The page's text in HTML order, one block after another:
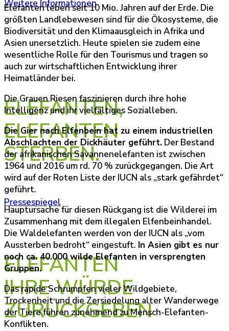
Weitere Informationen
WIR HABEN IN DEN LETZTEN 50 JAHREN 80 %
DER ELEFANTEN VERLOREN
ELEFANTEN,
ELEFANTEN
STERBEN.
Pressespiegel
Missbrauch beenden
ELEFANTEN
IHRE WÜRDE
ZURÜCKGEBEN
Elefanten leben seit 10 Mio. Jahren auf der Erde. Die
größten Landlebewesen sind für die Ökosysteme, die
Biodiversität und den Klimaausgleich in Afrika und
Asien unersetzlich. Heute spielen sie zudem eine
wesentliche Rolle für den Tourismus und tragen so
auch zur wirtschaftlichen Entwicklung ihrer
Heimatländer bei.
Die Grauen Riesen faszinieren durch ihre hohe
Intelligenz und ihr vielfältiges Sozialleben.
Die Gier nach Elfenbein hat zu einem industriellen
Abschlachten der Dickhäuter geführt. Der Bestand
der afrikanischen Savannenelefanten ist zwischen
1964 und 2016 um rd. 70 % zurückgegangen. Die Art
wird auf der Roten Liste der IUCN als „stark gefährdet“
geführt.
Hauptursache für diesen Rückgang ist die Wilderei im
Zusammenhang mit dem illegalen Elfenbeinhandel.
Die Waldelefanten werden von der IUCN als „vom
Aussterben bedroht“ eingestuft. In Asien gibt es nur
noch ca. 40.000 wilde Elefanten in versprengten
Gruppen.
Das rapide Schrumpfen vieler Wildgebiete,
Trockenheit und die Zersiedelung alter Wanderwege
der Tiere führen zunehmend zu Mensch-Elefanten-
Konflikten.